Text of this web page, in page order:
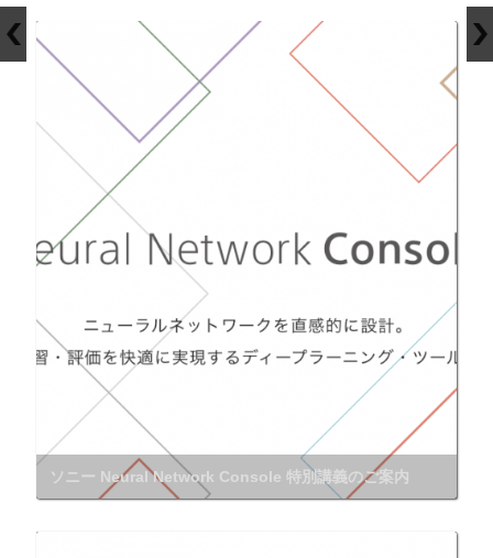
ソニー Neural Network Console 特別講義のご案内